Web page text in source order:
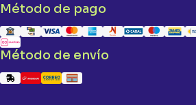
Método de pago
Método de envío